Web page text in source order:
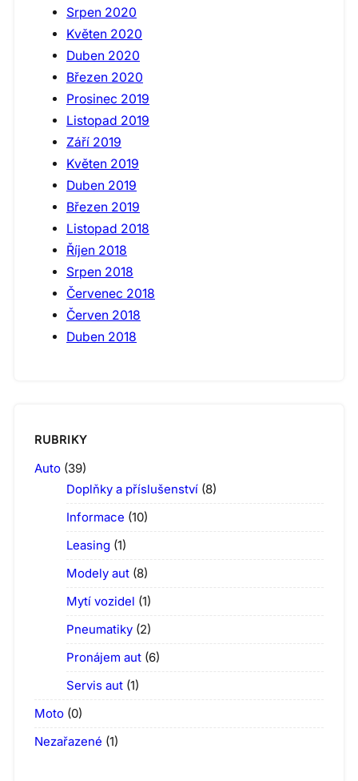
Srpen 2020
Květen 2020
Duben 2020
Březen 2020
Prosinec 2019
Listopad 2019
Září 2019
Květen 2019
Duben 2019
Březen 2019
Listopad 2018
Říjen 2018
Srpen 2018
Červenec 2018
Červen 2018
Duben 2018
RUBRIKY
Auto (39)
Doplňky a příslušenství (8)
Informace (10)
Leasing (1)
Modely aut (8)
Mytí vozidel (1)
Pneumatiky (2)
Pronájem aut (6)
Servis aut (1)
Moto (0)
Nezařazené (1)